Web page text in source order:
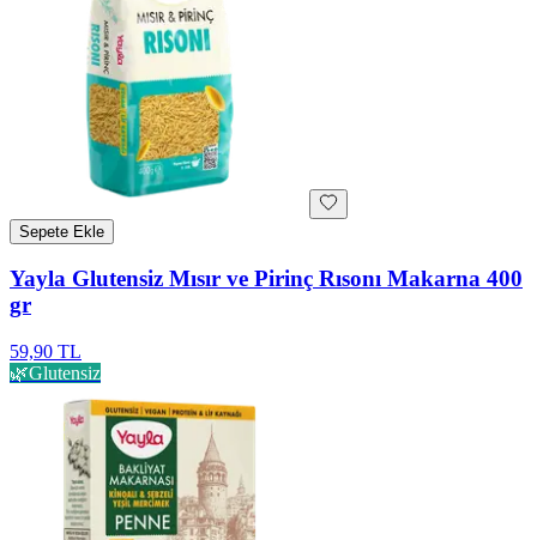
Sepete Ekle
Yayla Glutensiz Mısır ve Pirinç Rısonı Makarna 400
gr
59,90 TL
🌿Glutensiz